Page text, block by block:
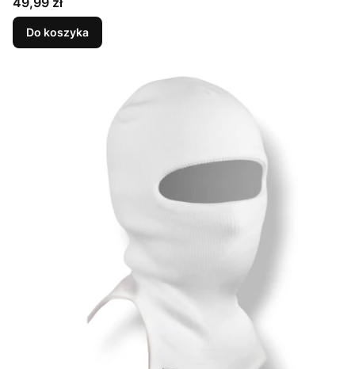
Do koszyka